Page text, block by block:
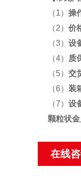
（1） 操
（2） 价
（3） 设
（4）
质
（5） 交
（6） 装
（7） 设
颗粒状
在线